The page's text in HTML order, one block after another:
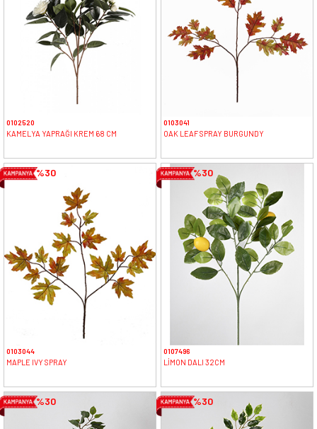
0102520
KAMELYA YAPRAĞI KREM 68 CM
0103041
OAK LEAF SPRAY BURGUNDY
%30
0103044
MAPLE IVY SPRAY
%30
0107496
LİMON DALI 32CM
%30 %30